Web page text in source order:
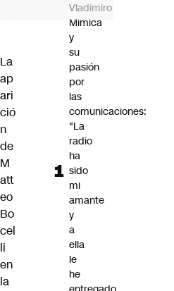
La
ap
ari
ció
n
de
M
att
eo
Bo
cel
li
en
la
Vladimiro
Mimica
y
su
pasión
por
las
comunicaciones:
"La
radio
ha
sido
mi
amante
y
a
ella
le
he